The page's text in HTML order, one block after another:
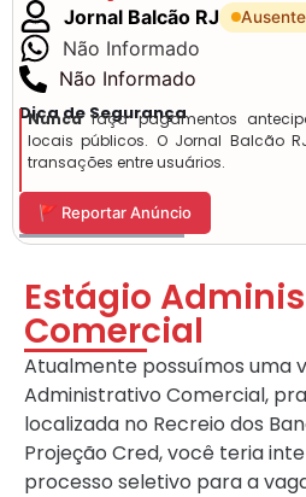
Jornal Balcão RJ
Não Informado
Não Informado
Dica de Segurança
Nuncafaça pagamentos
locais públicos. O Jornal Balcão
transações entre usuários.
🚩 Reportar Anúncio
Estágio
Comercial
Atualmente possuímos uma
Administrativo Comercial,
localizada no Recreio dos
Projeção Cred, você teria
processo seletivo para a